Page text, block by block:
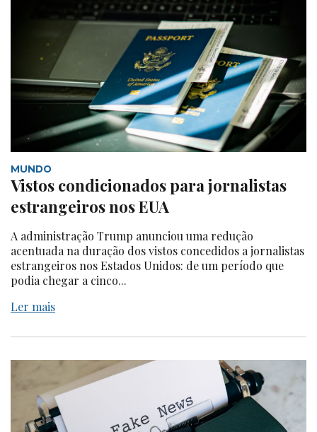
MUNDO
Vistos condicionados para jornalistas
estrangeiros nos EUA
A administração Trump anunciou uma redução
acentuada na duração dos vistos concedidos a jornalistas
estrangeiros nos Estados Unidos: de um período que
podia chegar a cinco...
Ler mais